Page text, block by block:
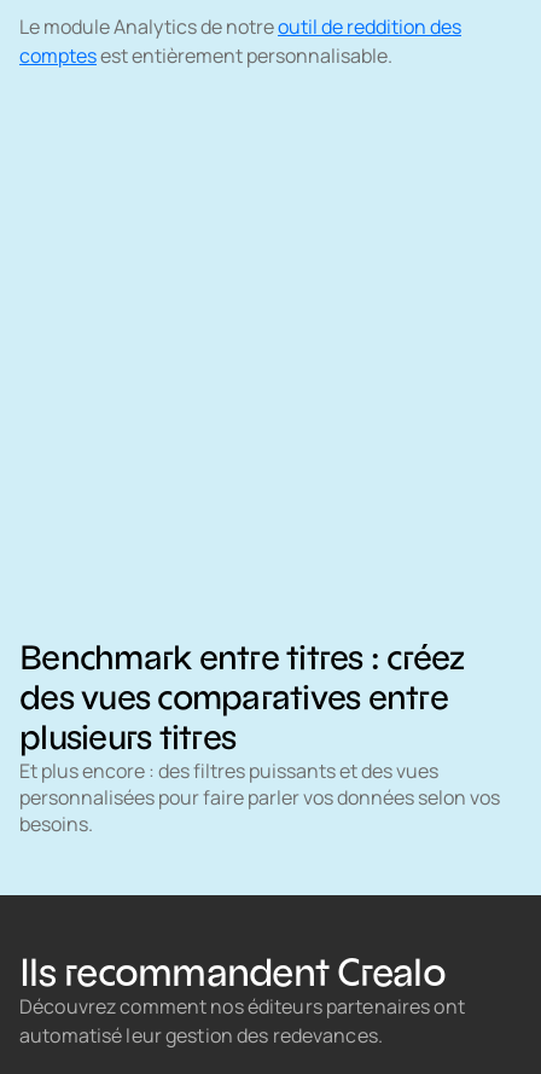
Le module Analytics de notreoutil de reddition des
comptesest entièrement personnalisable.
Benchmark entre titres : créez
des vues comparatives entre
plusieurs titres
Et plus encore : des filtres puissants et des vues
personnalisées pour faire parler vos données selon vos
besoins.
Ils recommandent Crealo
Découvrez comment nos éditeurs partenaires ont
automatisé leur gestion des redevances.